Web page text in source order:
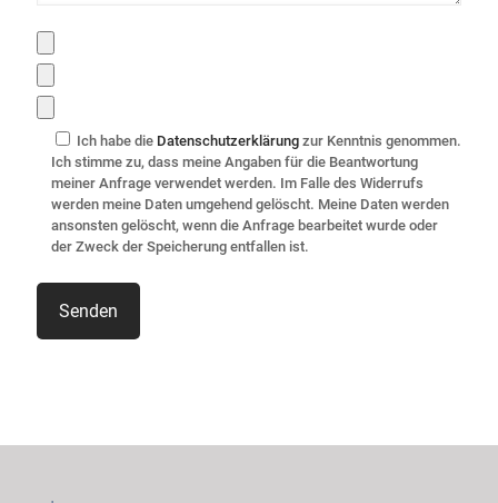
Ich habe die Datenschutzerklärung zur Kenntnis genommen.
Ich stimme zu, dass meine Angaben für die Beantwortung
meiner Anfrage verwendet werden. Im Falle des Widerrufs
werden meine Daten umgehend gelöscht. Meine Daten werden
ansonsten gelöscht, wenn die Anfrage bearbeitet wurde oder
der Zweck der Speicherung entfallen ist.